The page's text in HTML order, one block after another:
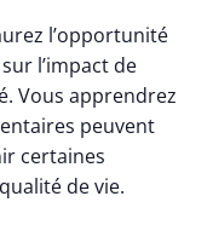
l’opportunité
l’impact de
Vous apprendrez
peuvent
certaines
de vie.